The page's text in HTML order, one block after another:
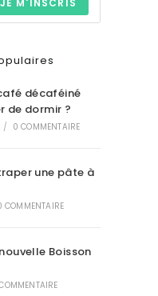
JE M'INSCRIS
décaféiné
de dormir ?
/ 0 COMMENTAIRE
une pâte à
COMMENTAIRE
Boisson